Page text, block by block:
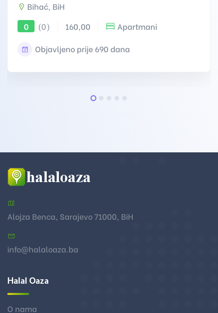
Bihać, BiH
0
(0) 160,00 Apartmani
Objavljeno prije 690 dana
Alojza Benca, Sarajevo 71000, BiH
info@halaloaza.ba
Halal Oaza
O nama